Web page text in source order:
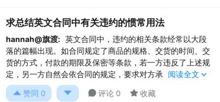
求总结英文合同中有关违约的惯常用法
hannah@旗渡: 英文合同中，违约的相关条款经常以大段
落的篇幅出现。如合同规定了商品的规格、交货的时间、交
货的方式，付款的期限及保密等条款，若一方违反了上述规
定，另一方自然会依合同的规定，要求对方承 阅读全文 
 赞同 0   评论 0  收藏